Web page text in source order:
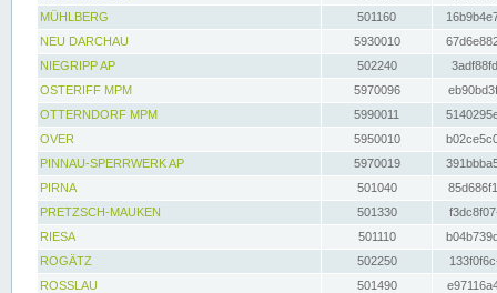
MÜHLBERG
501160
NEU DARCHAU
5930010
NIEGRIPP AP
502240
OSTERIFF MPM
5970096
OTTERNDORF MPM
5990011
OVER
5950010
PINNAU-SPERRWERK AP
5970019
PIRNA
501040
PRETZSCH-MAUKEN
501330
RIESA
501110
ROGÄTZ
502250
ROSSLAU
501490